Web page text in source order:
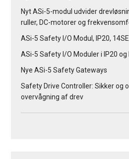
Nyt ASi-5-modul udvider
ruller, DC-motorer og
ASi-5 Safety I/O Modul, IP20,
ASi-5 Safety I/O Moduler i IP20 og
Nye ASi-5 Safety Gateways
Safety Drive Controller: Sikker og
overvågning af drev